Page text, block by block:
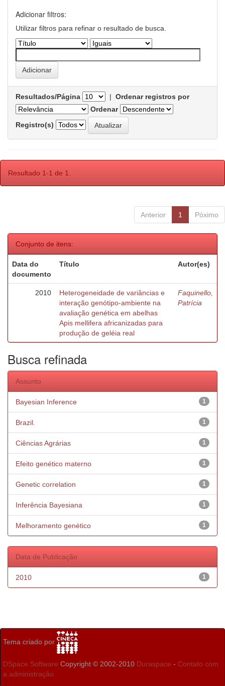
Adicionar filtros:
Utilizar filtros para refinar o resultado de busca.
Resultados/Página | Ordenar registros por
Ordenar
Registro(s)
Resultado 1-1 de 1.
Anterior 1 Póximo
Conjunto de itens:
Data do
documento
Título Autor(es)
2010
Heterogeneidade de variâncias e
interação genótipo-ambiente na
avaliação genética em abelhas
Apis mellifera africanizadas para
produção de geléia real
Faquinello,
Patrícia
Busca refinada
Assunto
1
Bayesian Inference
1
Brazil.
1
Ciências Agrárias
1
Efeito genético materno
1
Genetic correlation
1
Inferência Bayesiana
1
Melhoramento genético
Data de Publicação
1
2010
Tema criado por
DSpace Software Copyright © 2002-2010 Duraspace - Contato com
a administração